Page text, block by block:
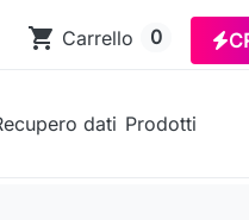
shopping_cart Carrello 0
dati Prodotti